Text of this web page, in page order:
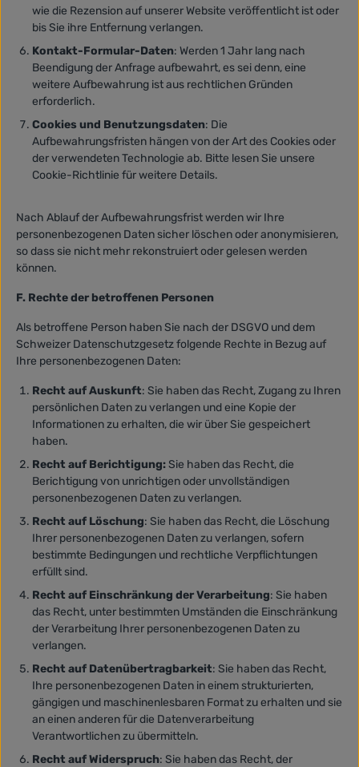
wie die Rezension auf unserer Website veröffentlicht ist oder
bis Sie ihre Entfernung verlangen.
Kontakt-Formular-Daten: Werden 1 Jahr lang nach
Beendigung der Anfrage aufbewahrt, es sei denn, eine
weitere Aufbewahrung ist aus rechtlichen Gründen
erforderlich.
Cookies und Benutzungsdaten: Die
Aufbewahrungsfristen hängen von der Art des Cookies oder
der verwendeten Technologie ab. Bitte lesen Sie unsere
Cookie-Richtlinie für weitere Details.
Nach Ablauf der Aufbewahrungsfrist werden wir Ihre
personenbezogenen Daten sicher löschen oder anonymisieren,
so dass sie nicht mehr rekonstruiert oder gelesen werden
können.
F. Rechte der betroffenen Personen
Als betroffene Person haben Sie nach der DSGVO und dem
Schweizer Datenschutzgesetz folgende Rechte in Bezug auf
Ihre personenbezogenen Daten:
Recht auf Auskunft: Sie haben das Recht, Zugang zu Ihren
persönlichen Daten zu verlangen und eine Kopie der
Informationen zu erhalten, die wir über Sie gespeichert
haben.
Recht auf Berichtigung:Sie haben das Recht, die
Berichtigung von unrichtigen oder unvollständigen
personenbezogenen Daten zu verlangen.
Recht auf Löschung: Sie haben das Recht, die Löschung
Ihrer personenbezogenen Daten zu verlangen, sofern
bestimmte Bedingungen und rechtliche Verpflichtungen
erfüllt sind.
Recht auf Einschränkung der Verarbeitung: Sie haben
das Recht, unter bestimmten Umständen die Einschränkung
der Verarbeitung Ihrer personenbezogenen Daten zu
verlangen.
Recht auf Datenübertragbarkeit: Sie haben das Recht,
Ihre personenbezogenen Daten in einem strukturierten,
gängigen und maschinenlesbaren Format zu erhalten und sie
an einen anderen für die Datenverarbeitung
Verantwortlichen zu übermitteln.
Recht auf Widerspruch: Sie haben das Recht, der